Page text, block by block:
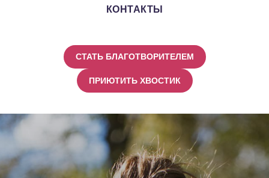
КОНТАКТЫ
СТАТЬ БЛАГОТВОРИТЕЛЕМ
ПРИЮТИТЬ ХВОСТИК